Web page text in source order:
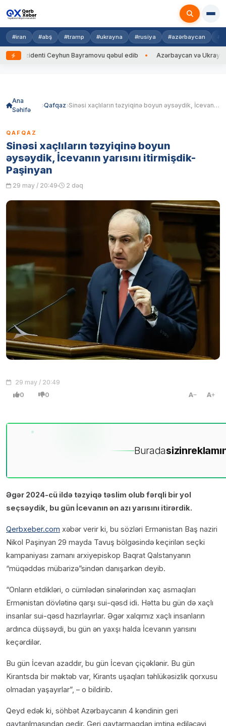
#iran #abş #tramp #ukrayna #rusiya #azərbaycan
Ceyhun Bayramovu qəbul edib Azərbaycan və Ukrayna XİN
Ana
Səhifə
Qafqaz Sinəsi xaçlıların təzyiqinə boyun əysəydik, İcevanın yarısını itirmişdik-Paşinyan
QAFQAZ
Sinəsi xaçlıların təzyiqinə boyun
əysəydik, İcevanın yarısını itirmişdik-
Paşinyan
29 may / 20:49 2 dəq
29 may / 20:49
0 0 A A
Buradasizin
Əgər 2024-cü ildə təzyiqə təslim olub fərqli bir yol
seçsəydik, bu gün İcevanın ən azı yarısını itirərdik.
Qerbxeber.com xəbər verir ki, bu sözləri Ermənistan Baş naziri
Nikol Paşinyan 29 mayda Tavuş bölgəsində keçirilən seçki
kampaniyası zamanı arxiyepiskop Baqrat Qalstanyanın
“müqəddəs mübarizə”sindən danışarkən deyib.
“Onların etdikləri, o cümlədən sinələrindən xaç asmaqları
Ermənistan dövlətinə qarşı sui-qəsd idi. Hətta bu gün də xaçlı
insanlar sui-qəsd hazırlayırlar. Əgər xalqımız xaçlı insanların
ardınca düşsəydi, bu gün ən yaxşı halda İcevanın yarısını
keçərdilər.
Bu gün İcevan azaddır, bu gün İcevan çiçəklənir. Bu gün
Kirantsda bir məktəb var, Kirants uşaqları təhlükəsizlik qorxusu
olmadan yaşayırlar”, – o bildirib.
Qeyd edək ki, söhbət Azərbaycanın 4 kəndinin geri
qaytarılmasından gedir. Geri qaytarmaqdan imtina ediləcəyi